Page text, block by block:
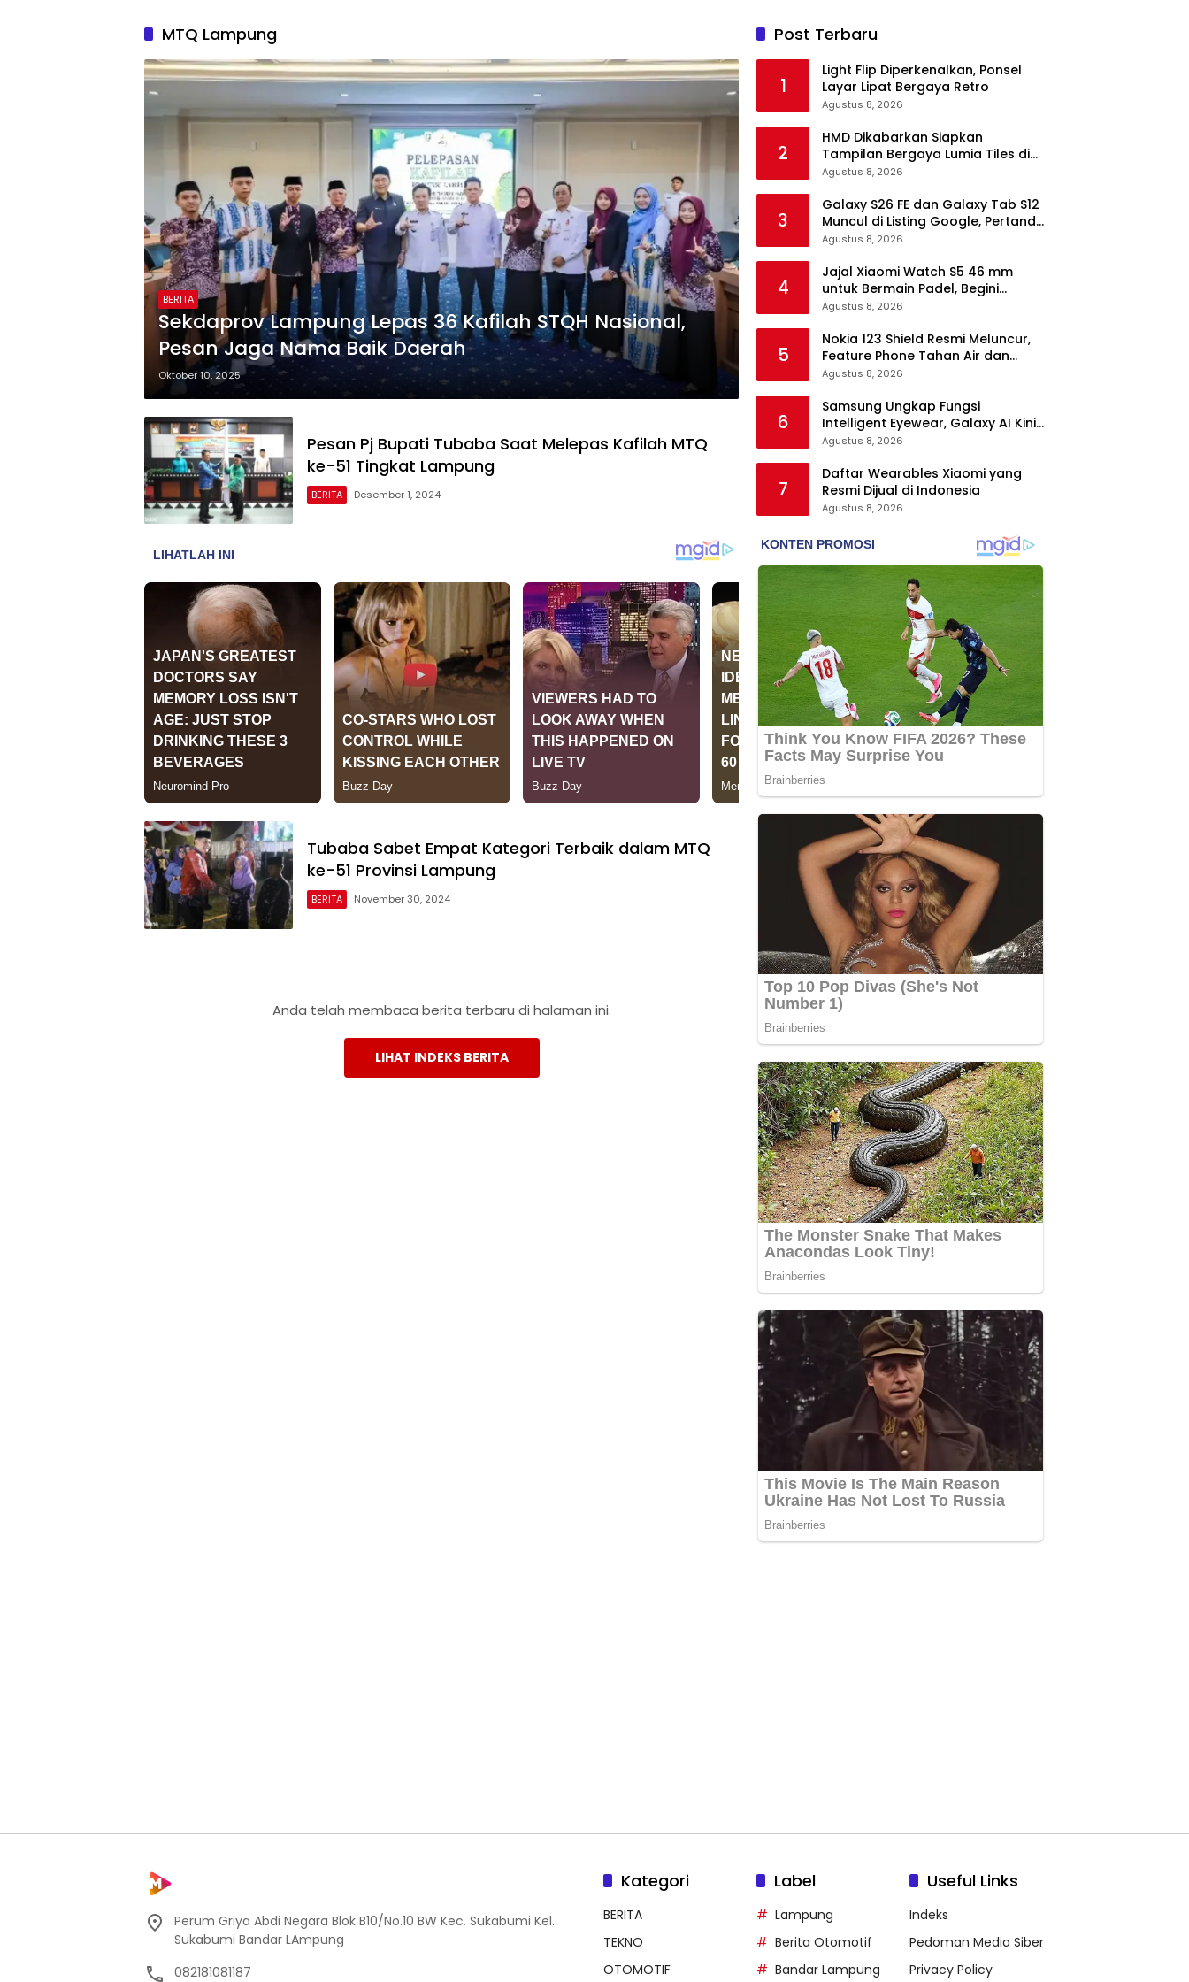
MTQ Lampung
BERITA
Sekdaprov Lampung Lepas 36 Kafilah STQH Nasional,
Pesan Jaga Nama Baik Daerah
Oktober 10, 2025
Pesan Pj Bupati Tubaba Saat Melepas Kafilah MTQ
ke-51 Tingkat Lampung
BERITA Desember 1, 2024
Tubaba Sabet Empat Kategori Terbaik dalam MTQ
ke-51 Provinsi Lampung
BERITA November 30, 2024
Anda telah membaca berita terbaru di halaman ini.
LIHAT INDEKS BERITA
Post Terbaru
1
Light Flip Diperkenalkan, Ponsel
Layar Lipat Bergaya Retro
Agustus 8, 2026
2
HMD Dikabarkan Siapkan
Tampilan Bergaya Lumia Tiles di
Ponsel Android
Agustus 8, 2026
3
Galaxy S26 FE dan Galaxy Tab S12
Muncul di Listing Google, Pertanda
Segera Rilis?
Agustus 8, 2026
4
Jajal Xiaomi Watch S5 46 mm
untuk Bermain Padel, Begini
Kemampuannya
Agustus 8, 2026
5
Nokia 123 Shield Resmi Meluncur,
Feature Phone Tahan Air dan
Debu
Agustus 8, 2026
6
Samsung Ungkap Fungsi
Intelligent Eyewear, Galaxy AI Kini
Bisa Diakses Tanpa Layar
Agustus 8, 2026
7
Daftar Wearables Xiaomi yang
Resmi Dijual di Indonesia
Agustus 8, 2026
Perum Griya Abdi Negara Blok B10/No.10 BW Kec. Sukabumi Kel.
Sukabumi Bandar LAmpung
082181081187
Kategori
BERITA
TEKNO
OTOMOTIF
Label
Lampung
Berita Otomotif
Bandar Lampung
Useful Links
Indeks
Pedoman Media Siber
Privacy Policy